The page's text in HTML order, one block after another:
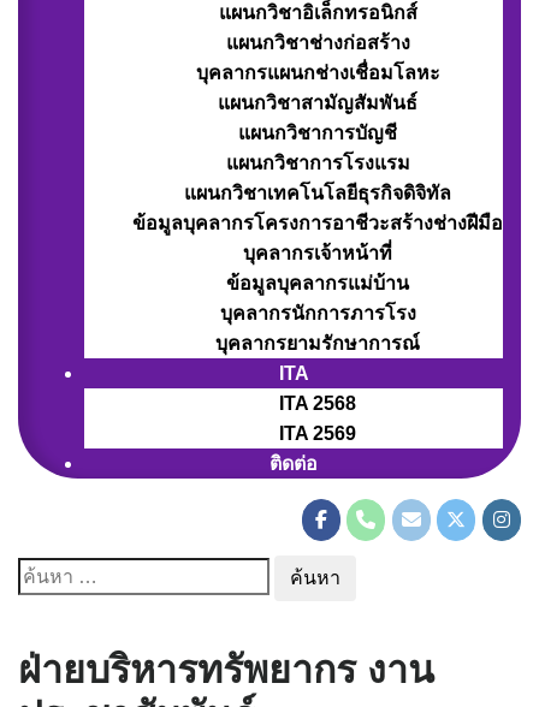
แผนกวิชาอิเล็กทรอนิกส์
แผนกวิชาช่างก่อสร้าง
บุคลากรแผนกช่างเชื่อมโลหะ
แผนกวิชาสามัญสัมพันธ์
แผนกวิชาการบัญชี
แผนกวิชาการโรงแรม
แผนกวิชาเทคโนโลยีธุรกิจดิจิทัล
ข้อมูลบุคลากรโครงการอาชีวะสร้างช่างฝีมือ
บุคลากรเจ้าหน้าที่
ข้อมูลบุคลากรแม่บ้าน
บุคลากรนักการภารโรง
บุคลากรยามรักษาการณ์
ITA
ITA 2568
ITA 2569
ติดต่อ
ค้นหา
สำหรับ:
ฝ่ายบริหารทรัพยากร งาน